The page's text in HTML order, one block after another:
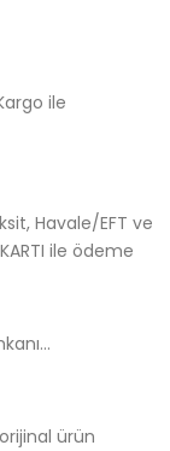
ile
Havale/EFT ve
ile ödeme
ürün